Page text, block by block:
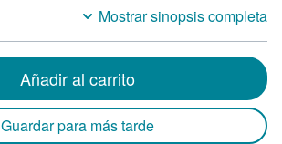
Mostrar sinopsis completa
Añadir al carrito
Guardar para más tarde